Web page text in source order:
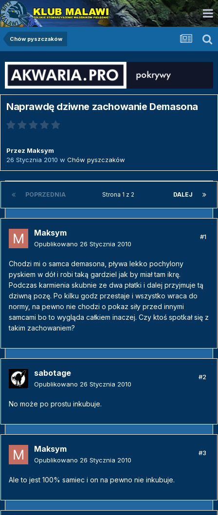
Chów pyszczaków
Naprawdę dziwne zachowanie Demasona
Przez Maksym
26 Stycznia 2010 w Chów pyszczaków
POPRZEDNIA DALEJ
Strona 1 z 2
Maksym
Opublikowano 26 Stycznia 2010
#1
Chodzi mi o samca demasona, pływa lekko pochylony
pyskiem w dół i robi taką gardziel jak by miał tam ikrę.
Podczas karmienia skubnie ze dwa płatki i dalej przyjmuje tą
dziwną pozę. Po kilku godz przestaje i wszystko wraca do
normy, na pewno nie chodzi o pokaz siły przed innymi
samcami bo to wygląda całkiem inaczej. Czy ktoś spotkał się z
takim zachowaniem?
sabotage
Opublikowano 26 Stycznia 2010
#2
No może po prostu inkubuje.
Maksym
Opublikowano 26 Stycznia 2010
#3
Ale to jest 100% samiec i on na pewno nie inkubuje.